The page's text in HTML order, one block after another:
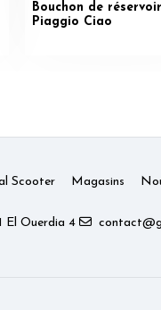
Bouchon de
Piaggio Ciao
Scooter Magasins
El Ouerdia 4